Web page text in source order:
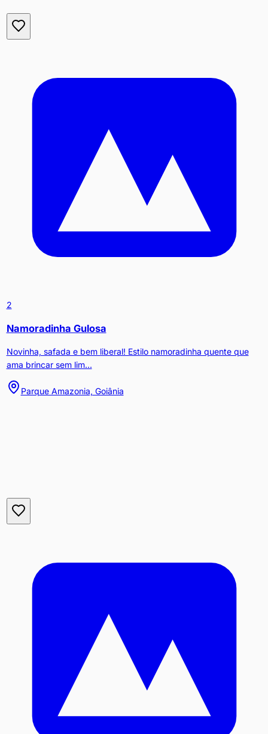
2
Namoradinha Gulosa
Novinha, safada e bem liberal! Estilo namoradinha quente que
ama brincar sem lim...
Parque Amazonia, Goiânia